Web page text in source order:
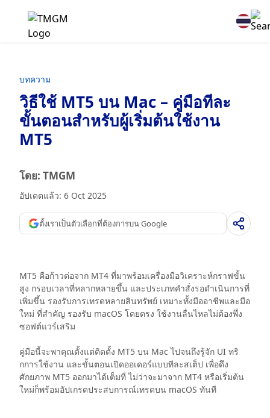
บทความ
วิธีใช้ MT5 บน Mac – คู่มือทีละ
ขั้นตอนสำหรับผู้เริ่มต้นใช้งาน
MT5
โดย: TMGM
อัปเดตแล้ว: 6 Oct 2025
ตั้งเราเป็นตัวเลือกที่ต้องการบน Google
MT5 คือก้าวต่อจาก MT4 ที่มาพร้อมเครื่องมือวิเคราะห์กราฟขั้น
สูง กรอบเวลาที่หลากหลายขึ้น และประเภทคำสั่งรอดำเนินการที่
เพิ่มขึ้น รองรับการเทรดหลายสินทรัพย์ เหมาะทั้งมืออาชีพและมือ
ใหม่ ที่สำคัญ รองรับ macOS โดยตรง ใช้งานลื่นไหลไม่ต้องพึ่ง
ซอฟต์แวร์เสริม
คู่มือนี้จะพาคุณตั้งแต่ติดตั้ง MT5 บน Mac ไปจนถึงรู้จัก UI ทริ
กการใช้งาน และขั้นตอนเปิดออเดอร์แบบทีละสเต็ป เพื่อดึง
ศักยภาพ MT5 ออกมาได้เต็มที่ ไม่ว่าจะมาจาก MT4 หรือเริ่มต้น
ใหม่ก็พร้อมอัปเกรดประสบการณ์เทรดบน macOS ทันที